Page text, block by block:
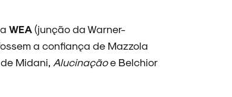
WEA (junção da Warner-
a confiança de Mazzola
Midani, Alucinaçãoe Belchior